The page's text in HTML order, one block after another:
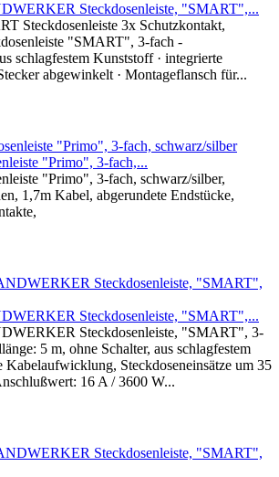
Steckdosenleiste, "SMART",...
Steckdosenleiste 3x Schutzkontakt,
"SMART", 3-fach -
schlagfestem Kunststoff · integrierte
abgewinkelt · Montageflansch für...
"Primo", 3-fach,...
"Primo", 3-fach, schwarz/silber,
1,7m Kabel, abgerundete Endstücke,
Steckdosenleiste, "SMART",...
Steckdosenleiste, "SMART", 3-
5 m, ohne Schalter, aus schlagfestem
Steckdoseneinsätze um 35
16 A / 3600 W...